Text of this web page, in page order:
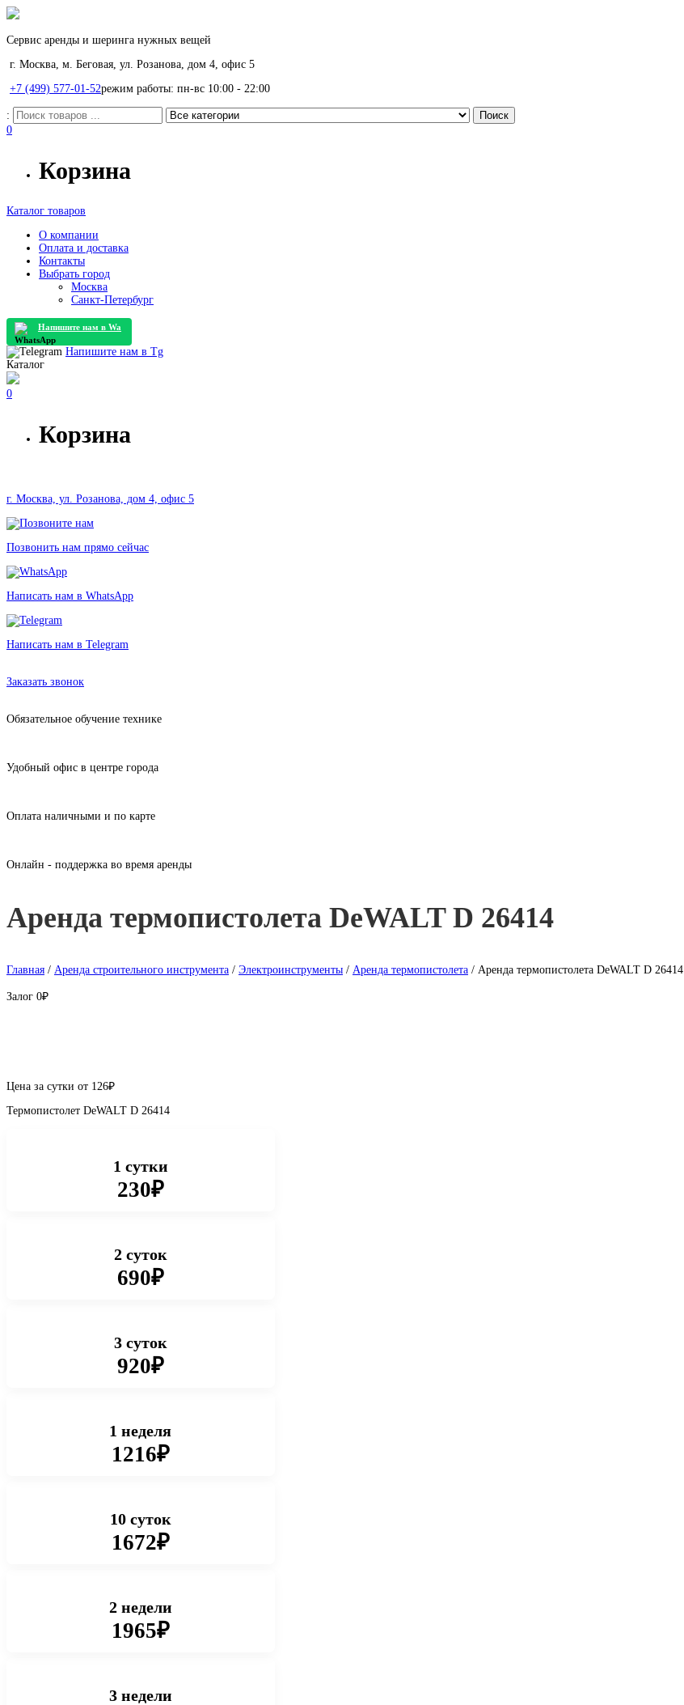
Сервис аренды и шеринга нужных вещей
г. Москва, м. Беговая, ул. Розанова, дом 4, офис 5
+7 (499) 577-01-52режим работы: пн-вс 10:00 - 22:00
:
0
Корзина
Каталог товаров
О компании
Оплата и доставка
Контакты
Выбрать город
Москва
Санкт-Петербург
Напишите нам в Wa
Напишите нам в Tg
Каталог
0
Корзина
г. Москва, ул. Розанова, дом 4, офис 5
Позвонить нам прямо сейчас
Написать нам в WhatsApp
Написать нам в Telegram
Заказать звонок
Обязательное обучение технике
Удобный офис в центре города
Оплата наличными и по карте
Онлайн - поддержка во время аренды
Аренда термопистолета DeWALT D 26414
Главная / Аренда строительного инструмента / Электроинструменты / Аренда термопистолета / Аренда термопистолета DeWALT D 26414
Залог 0₽
Цена за сутки от 126₽
Термопистолет DeWALT D 26414
1 сутки
230₽
2 суток
690₽
3 суток
920₽
1 неделя
1216₽
10 суток
1672₽
2 недели
1965₽
3 недели